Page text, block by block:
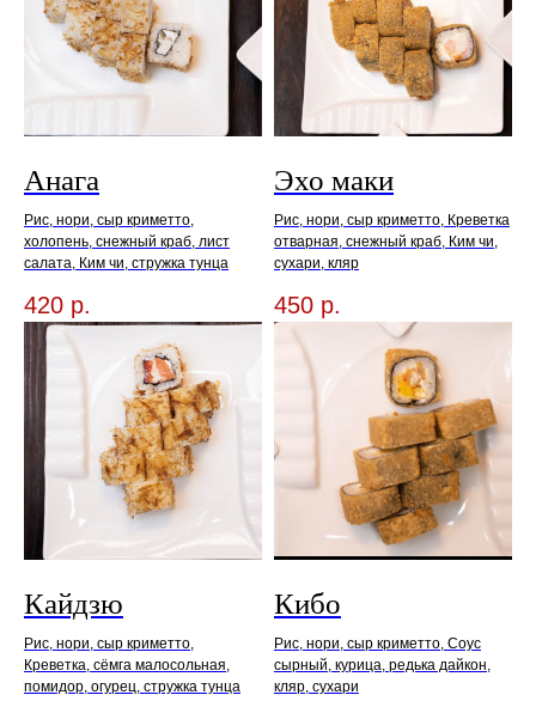
Анага
Рис, нори, сыр криметто,
холопень, снежный краб, лист
салата, Ким чи, стружка тунца
420 р.
Эхо маки
Рис, нори, сыр криметто, Креветка
отварная, снежный краб, Ким чи,
сухари, кляр
450 р.
Кайдзю
Рис, нори, сыр криметто,
Креветка, сёмга малосольная,
помидор, огурец, стружка тунца
Кибо
Рис, нори, сыр криметто, Соус
сырный, курица, редька дайкон,
кляр, сухари